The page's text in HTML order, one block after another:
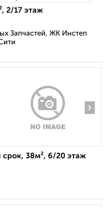
2/17 этаж
Запчастей, ЖК Инстеп
›
срок, 38м², 6/20 этаж